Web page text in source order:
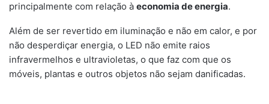
principalmente com relação à economia de energia.
Além de ser revertido em iluminação e não em calor, e por
não desperdiçar energia, o LED não emite raios
infravermelhos e ultravioletas, o que faz com que os
móveis, plantas e outros objetos não sejam danificadas.